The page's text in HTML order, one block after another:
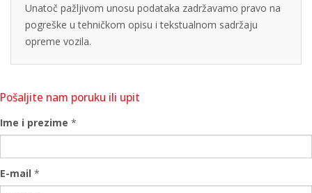
Unatoč pažljivom unosu podataka zadržavamo pravo na
pogreške u tehničkom opisu i tekstualnom sadržaju
opreme vozila.
Pošaljite nam poruku ili upit
Ime i prezime *
E-mail *